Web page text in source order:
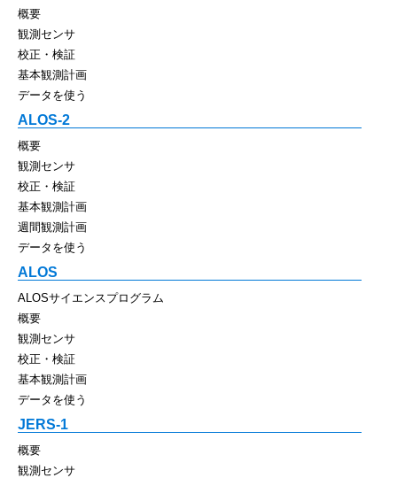
概要
観測センサ
校正・検証
基本観測計画
データを使う
ALOS-2
概要
観測センサ
校正・検証
基本観測計画
週間観測計画
データを使う
ALOS
ALOSサイエンスプログラム
概要
観測センサ
校正・検証
基本観測計画
データを使う
JERS-1
概要
観測センサ